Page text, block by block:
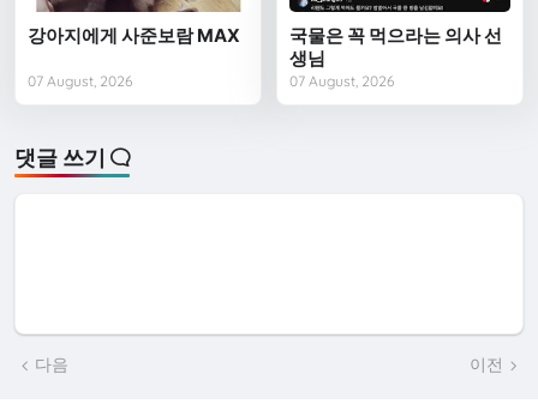
강아지에게 사준보람 MAX
07 August, 2026
국물은 꼭 먹으라는 의사 선
생님
07 August, 2026
댓글 쓰기
다음 이전